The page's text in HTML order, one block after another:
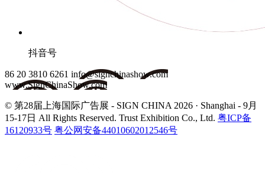
抖音号
86 20 3810 6261 info@signchinashow.com
www.SignChinaShow.com
© 第28届上海国际广告展 - SIGN CHINA 2026 · Shanghai - 9月
15-17日 All Rights Reserved. Trust Exhibition Co., Ltd. 粤ICP备
16120933号 粤公网安备44010602012546号